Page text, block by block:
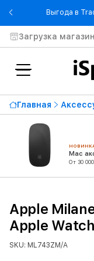
Выгода в
Загрузка
Главная
Mac
От 30
Apple
Apple
SKU: ML743ZM/A